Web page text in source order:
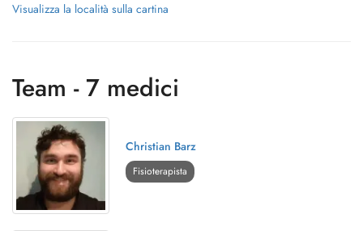
Visualizza la località sulla cartina
Team - 7 medici
Christian Barz
Fisioterapista